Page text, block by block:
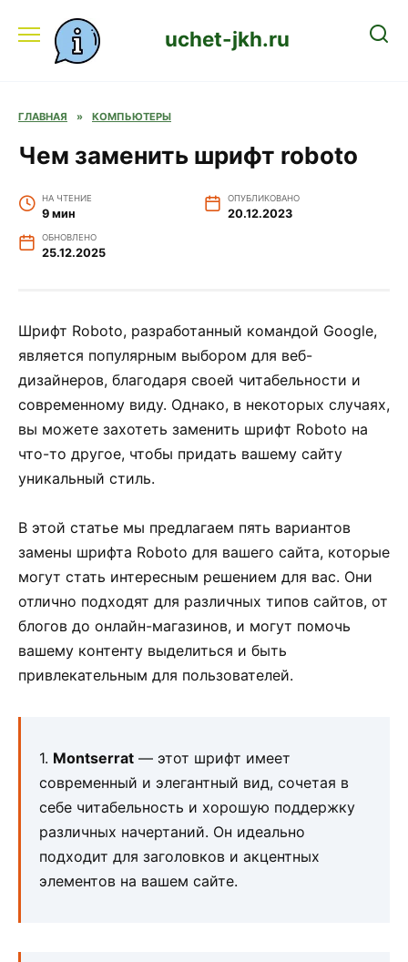
содержанию
uchet-jkh.ru
ГЛАВНАЯ » КОМПЬЮТЕРЫ
Чем заменить шрифт roboto
НА ЧТЕНИЕ
9 мин
ОПУБЛИКОВАНО
20.12.2023
ОБНОВЛЕНО
25.12.2025
Шрифт Roboto, разработанный командой Google,
является популярным выбором для веб-
дизайнеров, благодаря своей читабельности и
современному виду. Однако, в некоторых случаях,
вы можете захотеть заменить шрифт Roboto на
что-то другое, чтобы придать вашему сайту
уникальный стиль.
В этой статье мы предлагаем пять вариантов
замены шрифта Roboto для вашего сайта, которые
могут стать интересным решением для вас. Они
отлично подходят для различных типов сайтов, от
блогов до онлайн-магазинов, и могут помочь
вашему контенту выделиться и быть
привлекательным для пользователей.
1. Montserrat — этот шрифт имеет
современный и элегантный вид, сочетая в
себе читабельность и хорошую поддержку
различных начертаний. Он идеально
подходит для заголовков и акцентных
элементов на вашем сайте.